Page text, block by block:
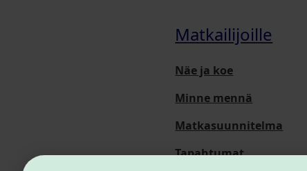
Matkailijoille
Näe ja koe
Minne mennä
Matkasuunnitelma
Tapahtumat